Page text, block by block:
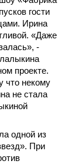
гости
Ирина
«Даже
-
проекте.
что некому
не стала
одной из
При